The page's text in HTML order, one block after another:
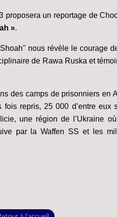
proposera un reportage de
».
nous révèle le courage
de Rawa Ruska et
des camps de prisonniers en
repris, 25 000 d’entre eux
une région de l’Ukraine
par la Waffen SS et les